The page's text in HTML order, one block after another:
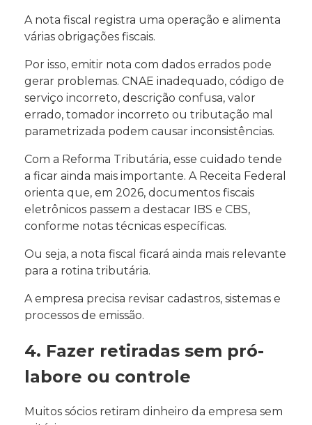
A nota fiscal registra uma operação e alimenta
várias obrigações fiscais.
Por isso, emitir nota com dados errados pode
gerar problemas. CNAE inadequado, código de
serviço incorreto, descrição confusa, valor
errado, tomador incorreto ou tributação mal
parametrizada podem causar inconsistências.
Com a Reforma Tributária, esse cuidado tende
a ficar ainda mais importante. A Receita Federal
orienta que, em 2026, documentos fiscais
eletrônicos passem a destacar IBS e CBS,
conforme notas técnicas específicas.
Ou seja, a nota fiscal ficará ainda mais relevante
para a rotina tributária.
A empresa precisa revisar cadastros, sistemas e
processos de emissão.
4. Fazer retiradas sem pró-
labore ou controle
Muitos sócios retiram dinheiro da empresa sem